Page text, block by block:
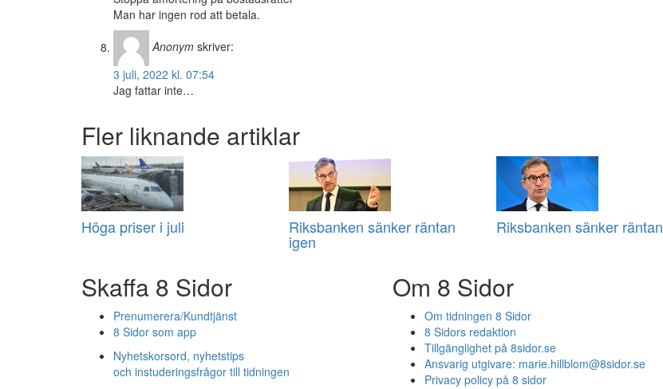
Man har ingen rod att betala.
Anonym skriver:
3 juli, 2022 kl. 07:54
Jag fattar inte…
Fler liknande artiklar
Höga priser i juli Riksbanken sänker räntan
igen
Riksbanken sänker räntan
Skaffa 8 Sidor
Prenumerera/Kundtjänst
8 Sidor som app
Nyhetskorsord, nyhetstips
och instuderingsfrågor till tidningen
Om 8 Sidor
Om tidningen 8 Sidor
8 Sidors redaktion
Tillgänglighet på 8sidor.se
Ansvarig utgivare: marie.hillblom@8sidor.se
Privacy policy på 8 sidor